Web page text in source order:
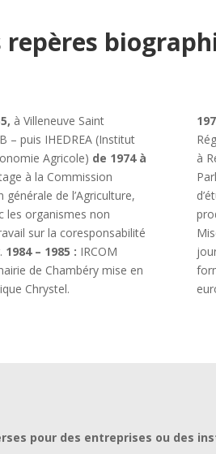
repères
à Villeneuve Saint
– puis IHEDREA (Institut
Agricole) de 1974 à
à la Commission
de l’Agriculture,
les organismes non
sur la coresponsabilité
1984 – 1985 : IRCOM
de Chambéry mise en
Chrystel.
à
pour des entreprises ou des